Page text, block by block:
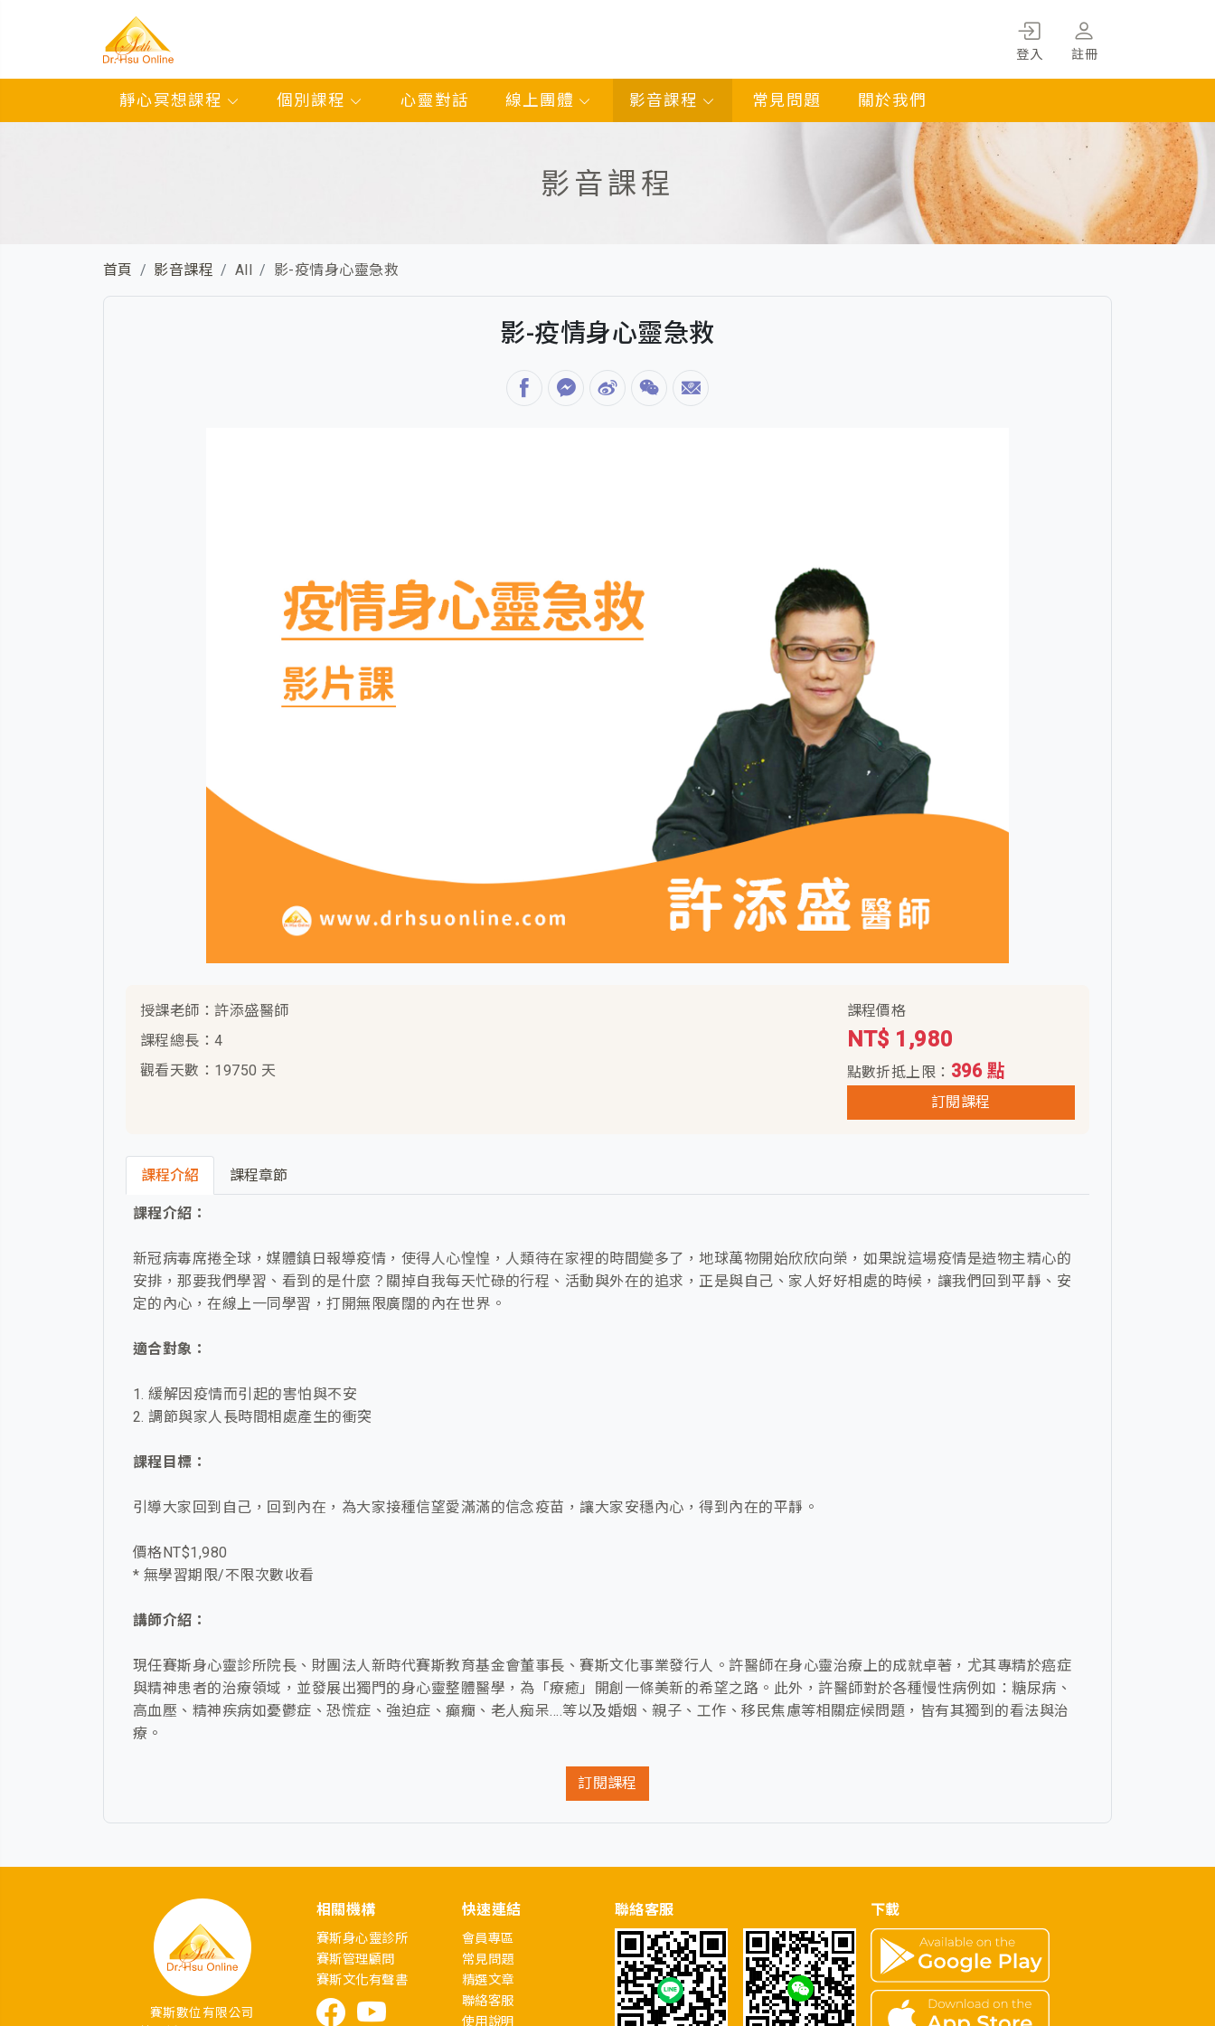
登入 註冊
靜心冥想課程 個別課程 心靈對話 線上團體 影音課程 常見問題 關於我們
影音課程
首頁 影音課程 All 影-疫情身心靈急救
影-疫情身心靈急救
授課老師：許添盛醫師
課程總長：4
觀看天數：19750 天
課程價格
NT$ 1,980
點數折抵上限： 396 點
訂閱課程
課程介紹 課程章節
課程介紹：
新冠病毒席捲全球，媒體鎮日報導疫情，使得人心惶惶，人類待在家裡的時間變多了，地球萬物開始欣欣向榮，如果說這場疫情是造物主精心的
安排，那要我們學習、看到的是什麼？關掉自我每天忙碌的行程、活動與外在的追求，正是與自己、家人好好相處的時候，讓我們回到平靜、安
定的內心，在線上一同學習，打開無限廣闊的內在世界。
適合對象：
1. 緩解因疫情而引起的害怕與不安
2. 調節與家人長時間相處產生的衝突
課程目標：
引導大家回到自己，回到內在，為大家接種信望愛滿滿的信念疫苗，讓大家安穩內心，得到內在的平靜。
價格NT$1,980
* 無學習期限/不限次數收看
講師介紹：
現任賽斯身心靈診所院長、財團法人新時代賽斯教育基金會董事長、賽斯文化事業發行人。許醫師在身心靈治療上的成就卓著，尤其專精於癌症
與精神患者的治療領域，並發展出獨門的身心靈整體醫學，為「療癒」開創一條美新的希望之路。此外，許醫師對於各種慢性病例如：糖尿病、
高血壓、精神疾病如憂鬱症、恐慌症、強迫症、癲癇、老人痴呆....等以及婚姻、親子、工作、移民焦慮等相關症候問題，皆有其獨到的看法與治
療。
訂閱課程
賽斯數位有限公司
相關機構
賽斯身心靈診所
賽斯管理顧問
賽斯文化有聲書
快速連結
會員專區
常見問題
精選文章
聯絡客服
使用說明
聯絡客服 下載